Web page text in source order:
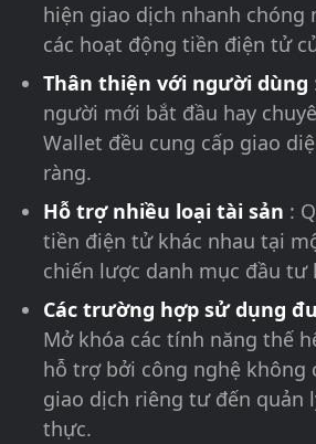
hiện giao dịch nhanh chóng
các hoạt động tiền điện tử
Thân thiện với người dùng
người mới bắt đầu hay
Wallet đều cung cấp giao
ràng.
Hỗ trợ nhiều loại tài sản :
tiền điện tử khác nhau tại
chiến lược danh mục đầu tư
Các trường hợp sử dụng
Mở khóa các tính năng thế
hỗ trợ bởi công nghệ không
giao dịch riêng tư đến quản
thực.